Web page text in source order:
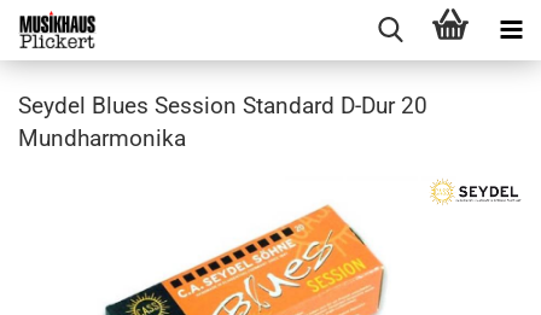
Seydel Blues Session Standard D-Dur 20
Mundharmonika